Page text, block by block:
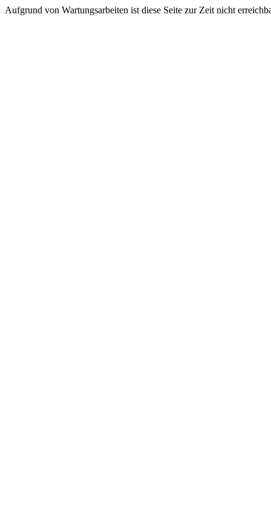
Aufgrund von Wartungsarbeiten ist diese Seite zur Zeit nicht